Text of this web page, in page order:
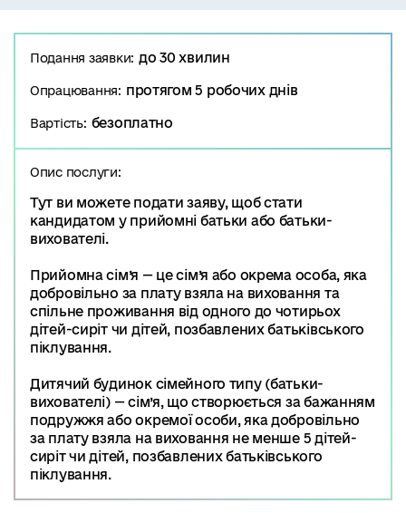
Подання заявки: до 30 хвилин
Опрацювання: протягом 5 робочих днів
Вартість: безоплатно
Опис послуги:
Тут ви можете подати заяву, щоб стати
кандидатом у прийомні батьки або батьки-
вихователі.
Прийомна сім’я — це сім’я або окрема особа, яка
добровільно за плату взяла на виховання та
спільне проживання від одного до чотирьох
дітей-сиріт чи дітей, позбавлених батьківського
піклування.
Дитячий будинок сімейного типу (батьки-
вихователі) — сім’я, що створюється за бажанням
подружжя або окремої особи, яка добровільно
за плату взяла на виховання не менше 5 дітей-
сиріт чи дітей, позбавлених батьківського
піклування.